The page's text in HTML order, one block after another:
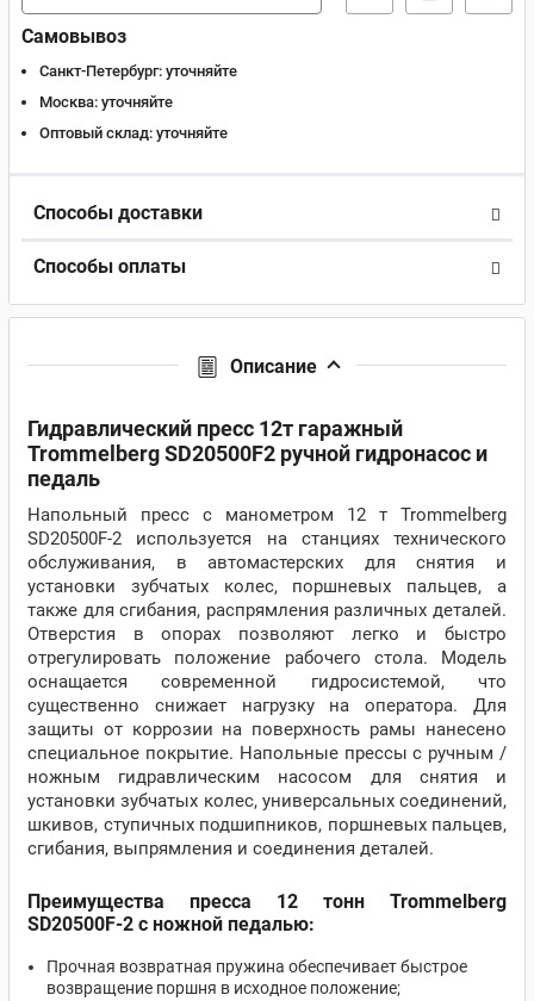
Самовывоз
Санкт-Петербург: уточняйте
Москва: уточняйте
Оптовый склад: уточняйте
Способы доставки
Способы оплаты
Описание
Гидравлический пресс 12т гаражный
Trommelberg SD20500F2 ручной гидронасос и
педаль
Напольный пресс с манометром 12 т Trommelberg
SD20500F-2 используется на станциях технического
обслуживания, в автомастерских для снятия и
установки зубчатых колес, поршневых пальцев, а
также для сгибания, распрямления различных деталей.
Отверстия в опорах позволяют легко и быстро
отрегулировать положение рабочего стола. Модель
оснащается современной гидросистемой, что
существенно снижает нагрузку на оператора. Для
защиты от коррозии на поверхность рамы нанесено
специальное покрытие. Напольные прессы с ручным /
ножным гидравлическим насосом для снятия и
установки зубчатых колес, универсальных соединений,
шкивов, ступичных подшипников, поршневых пальцев,
сгибания, выпрямления и соединения деталей.
Преимущества пресса 12 тонн Trommelberg
SD20500F-2 с ножной педалью:
Прочная возвратная пружина обеспечивает быстрое
возвращение поршня в исходное положение;